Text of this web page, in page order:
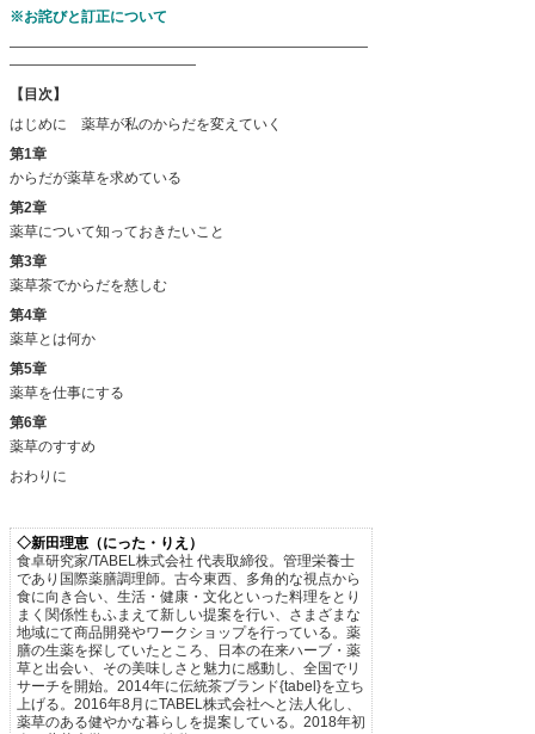
※お詫びと訂正について
―――――――――――――――――――――――――
―――――――――――――
【目次】
はじめに 薬草が私のからだを変えていく
第1章
からだが薬草を求めている
第2章
薬草について知っておきたいこと
第3章
薬草茶でからだを慈しむ
第4章
薬草とは何か
第5章
薬草を仕事にする
第6章
薬草のすすめ
おわりに
◇新田理恵（にった・りえ）
食卓研究家/TABEL株式会社 代表取締役。管理栄養士
であり国際薬膳調理師。古今東西、多角的な視点から
食に向き合い、生活・健康・文化といった料理をとり
まく関係性もふまえて新しい提案を行い、さまざまな
地域にて商品開発やワークショップを行っている。薬
膳の生薬を探していたところ、日本の在来ハーブ・薬
草と出会い、その美味しさと魅力に感動し、全国でリ
サーチを開始。2014年に伝統茶ブランド{tabel}を立ち
上げる。2016年8月にTABEL株式会社へと法人化し、
薬草のある健やかな暮らしを提案している。2018年初